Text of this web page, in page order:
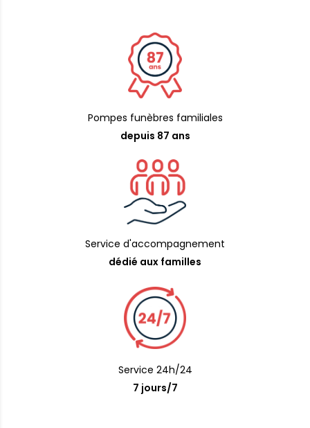
Pompes funèbres familiales
depuis 87 ans
Service d'accompagnement
dédié aux familles
Service 24h/24
7 jours/7